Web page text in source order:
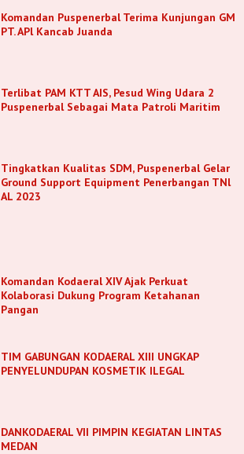
Komandan Puspenerbal Terima Kunjungan GM
PT. APl Kancab Juanda
Terlibat PAM KTT AIS, Pesud Wing Udara 2
Puspenerbal Sebagai Mata Patroli Maritim
Tingkatkan Kualitas SDM, Puspenerbal Gelar
Ground Support Equipment Penerbangan TNl
AL 2023
Komandan Kodaeral XIV Ajak Perkuat
Kolaborasi Dukung Program Ketahanan
Pangan
TIM GABUNGAN KODAERAL XIII UNGKAP
PENYELUNDUPAN KOSMETIK ILEGAL
DANKODAERAL VII PIMPIN KEGIATAN LINTAS
MEDAN